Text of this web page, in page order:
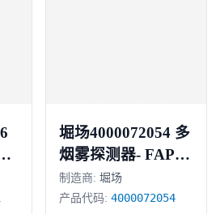
堀场4000072054 多
烟雾探测器- FAPT-
851
制造商: 堀场
产品代码: 4000072054